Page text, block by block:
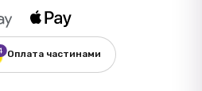
Оплата частинами